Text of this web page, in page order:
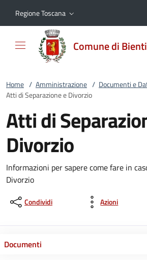
Regione Toscana
Comune di
Home / Amministrazione / Documenti e
Atti di Separazione e Divorzio
Atti di
Divorzio
Informazioni per sapere come fare in
Divorzio
Condividi Azioni
Documenti